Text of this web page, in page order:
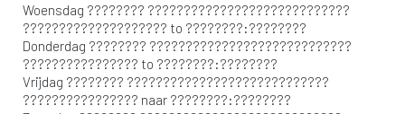
Woensdag ???????? ????????????????????????????
???????????????????? to ????????:????????
Donderdag ???????? ????????????????????????????
???????????????? to ????????:????????
Vrijdag ???????? ????????????????????????????
???????????????? naar ????????:????????